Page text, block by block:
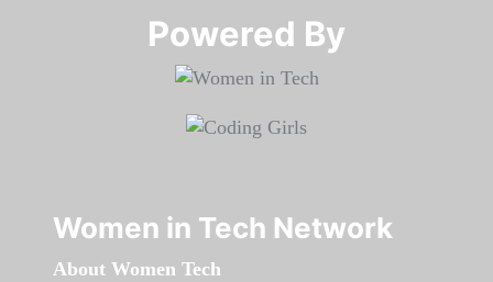
Powered By​​​​​​​
Women in Tech Network
About Women Tech